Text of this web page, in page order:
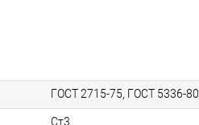
ГОСТ 2715-75, ГОСТ 5336-80
Ст3